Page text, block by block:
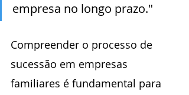
empresa no longo prazo."
Compreender o processo de
sucessão em empresas
familiares é fundamental para